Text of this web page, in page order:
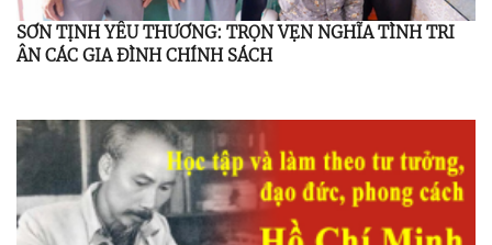
SƠN TỊNH YÊU THƯƠNG: TRỌN VẸN NGHĨA TÌNH TRI
ÂN CÁC GIA ĐÌNH CHÍNH SÁCH